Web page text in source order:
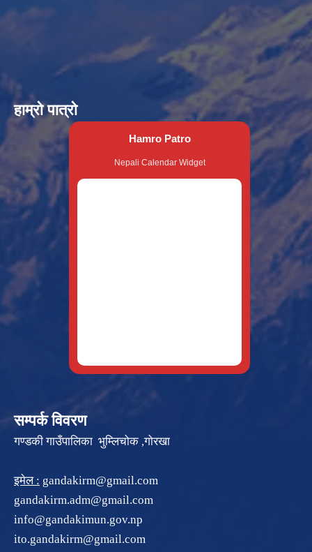
हाम्रो पात्रो
Hamro Patro
Nepali Calendar Widget
सम्पर्क विवरण
गण्डकी गाउँपालिका भुम्लिचोक ,गोरखा
इमेल : gandakirm@gmail.com
gandakirm.adm@gmail.com
info@gandakimun.gov.np
ito.gandakirm@gmail.com